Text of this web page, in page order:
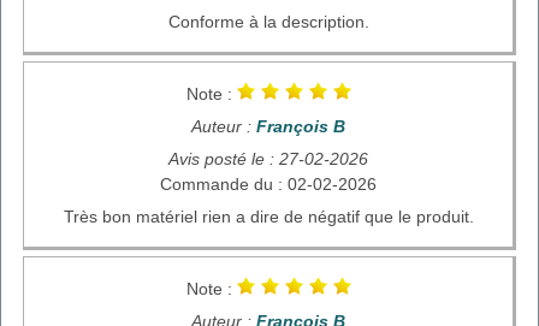
Conforme à la description.
Note :
Auteur : François B
Avis posté le : 27-02-2026
Commande du : 02-02-2026
Très bon matériel rien a dire de négatif que le produit.
Note :
Auteur : François B